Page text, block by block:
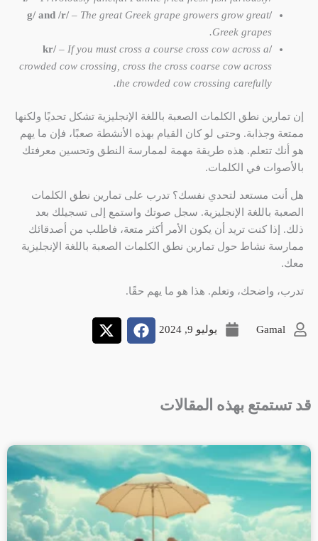
/g/ and /r/
– The great Greek grape growers grow great
Greek grapes.
/kr/
– If you must cross a course cross cow across a
crowded cow crossing, cross the cross coarse cow across
the crowded cow crossing carefully.
إن تمارين نطق الكلمات الصعبة باللغة الإنجليزية تشكل تحديًا ولكنها
ممتعة وجذابة. وحتى لو كان القيام بهذه الأنشطة صعبًا، فإن ما يهم
هو أنك تتعلم. هذه طريقة مهمة لممارسة النطق وتحسين معرفتك
بالأصوات في الكلمات.
هل أنت مستعد لتحدي نفسك؟ تدرب على تمارين نطق الكلمات
الصعبة باللغة الإنجليزية. سجل صوتك واستمع إلى تسجيلك بعد
ذلك. إذا كنت تريد أن يكون الأمر أكثر متعة، فاطلب من أصدقائك
ممارسة نشاط حول تمارين نطق الكلمات الصعبة باللغة الإنجليزية
معك.
تدرب، واضحك، وتعلم. هذا هو ما يهم حقًا.
Gamal يوليو 9, 2024
قد تستمتع بهذه المقالات